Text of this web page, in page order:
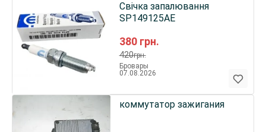
380 грн.
420грн.
Свічка запалювання
SP149125AE
Бровары
07.08.2026
коммутатор зажигания